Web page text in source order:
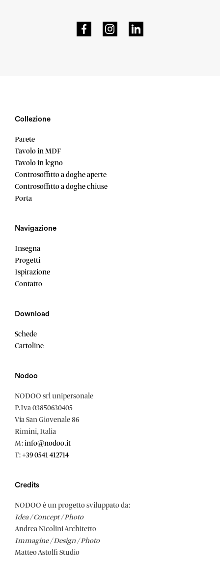
Collezione
Parete
Tavolo in MDF
Tavolo in legno
Controsoffitto a doghe aperte
Controsoffitto a doghe chiuse
Porta
Navigazione
Insegna
Progetti
Ispirazione
Contatto
Download
Schede
Cartoline
Nodoo
NODOO srl unipersonale
P.Iva 03850630405
Via San Giovenale 86
Rimini, Italia
M:info@nodoo.it
T:+39 0541 412714
Credits
NODOO è un progetto sviluppato da:
Idea / Concept / Photo
Andrea Nicolini Architetto
Immagine / Design / Photo
Matteo Astolfi Studio